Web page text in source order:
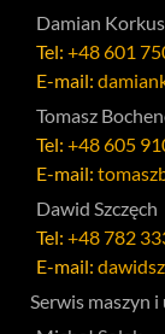
Damian Korkus
Tel: +48 601
E-mail:
Tomasz
Tel: +48 605
E-mail:
Dawid Szczęch
Tel: +48 782
E-mail:
Serwis maszyn i